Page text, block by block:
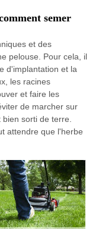
semer
et des
pelouse. Pour cela, il
d'implantation et la
les racines
et faire les
de marcher sur
sorti de terre.
attendre que l'herbe